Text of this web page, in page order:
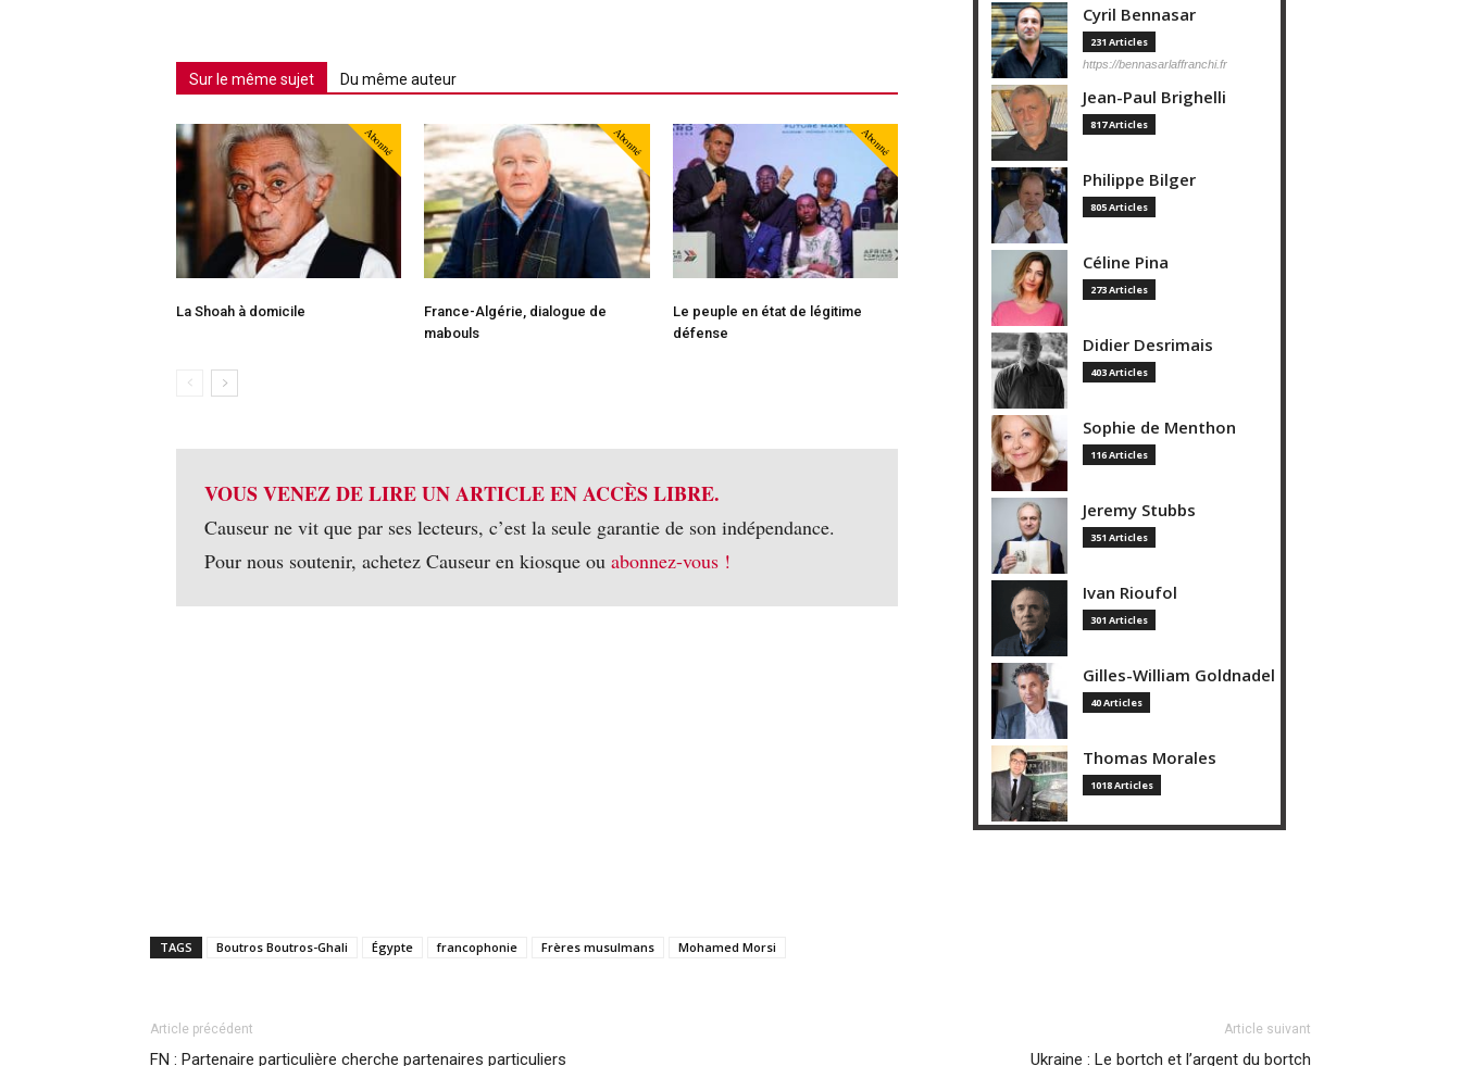
Sur le même sujet Du même auteur
Abonné
La Shoah à domicile
Abonné
France-Algérie, dialogue de
mabouls
Abonné
Le peuple en état de légitime
défense
VOUS VENEZ DE LIRE UN ARTICLE EN ACCÈS LIBRE.
Causeur ne vit que par ses lecteurs, c’est la seule garantie de son indépendance.
Pour nous soutenir, achetez Causeur en kiosque ou abonnez-vous !
Cyril Bennasar
231 Articles
https://bennasarlaffranchi.fr
Jean-Paul Brighelli
817 Articles
Philippe Bilger
805 Articles
Céline Pina
273 Articles
Didier Desrimais
403 Articles
Sophie de Menthon
116 Articles
Jeremy Stubbs
351 Articles
Ivan Rioufol
301 Articles
Gilles-William Goldnadel
40 Articles
Thomas Morales
1018 Articles
TAGS Boutros Boutros-Ghali Égypte francophonie Frères musulmans Mohamed Morsi
Article précédent
FN : Partenaire particulière cherche partenaires particuliers
Article suivant
Ukraine : Le bortch et l’argent du bortch